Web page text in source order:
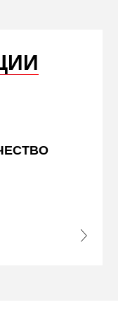
Next